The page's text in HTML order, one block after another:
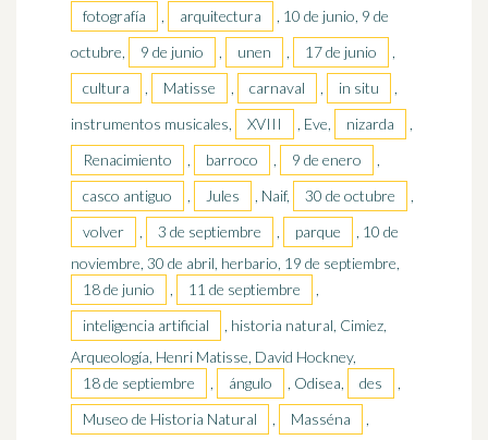
fotografía
, arquitectura
, 10 de junio, 9 de
octubre,
9 de junio , unen , 17 de junio
,
cultura
, Matisse , carnaval , in situ
,
instrumentos musicales,
XVIII , Eve, nizarda
,
Renacimiento
, barroco , 9 de enero
,
casco antiguo
, Jules , Naif, 30 de octubre
,
volver
, 3 de septiembre , parque
, 10 de
noviembre, 30 de abril, herbario, 19 de septiembre,
18 de junio
, 11 de septiembre
,
inteligencia artificial
, historia natural, Cimiez,
Arqueología, Henri Matisse, David Hockney,
18 de septiembre
, ángulo , Odisea, des
,
Museo de Historia Natural
, Masséna
,